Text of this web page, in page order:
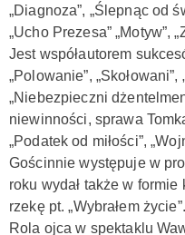
„Diagnoza”, „Ślepnąc od
„Ucho Prezesa” „Motyw”,
Jest współautorem
„Polowanie”, „Skołowani”,
„Niebezpieczni
niewinności, sprawa
„Podatek od miłości”,
Gościnnie występuje w
roku wydał także w
rzekę pt. „Wybrałem życie”.
Rola ojca w spektaklu